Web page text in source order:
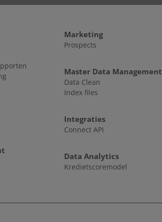
Marketing
Prospects
Master Data Management
Data Clean
Index files
Integraties
Connect API
Data Analytics
Kredietscoremodel